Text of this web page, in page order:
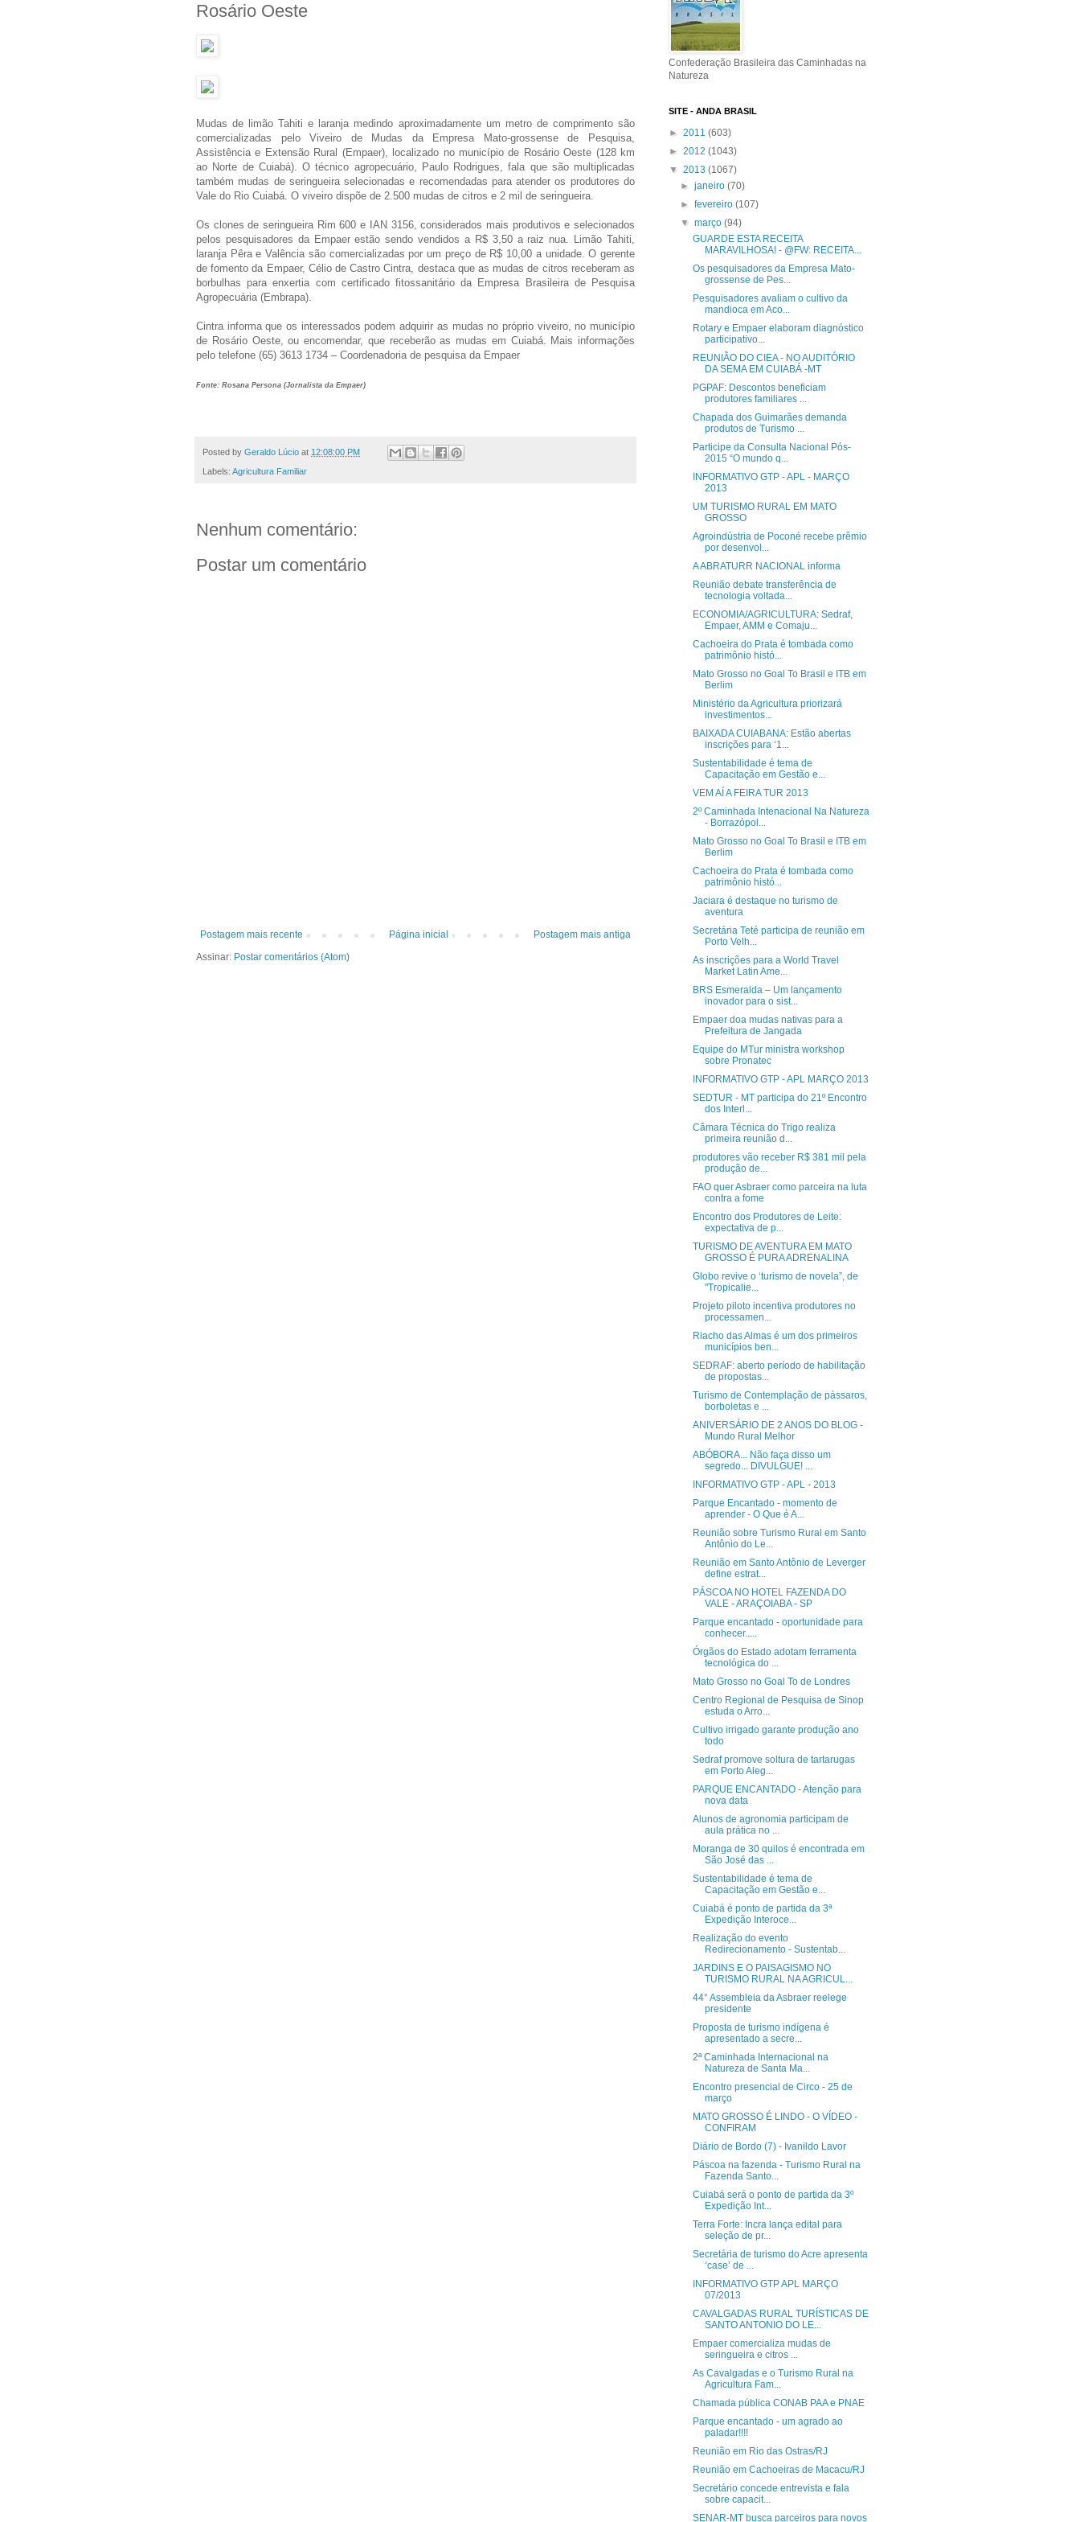
Rosário Oeste
Mudas de limão Tahiti e laranja medindo aproximadamente um metro de comprimento são
comercializadas pelo Viveiro de Mudas da Empresa Mato-grossense de Pesquisa,
Assistência e Extensão Rural (Empaer), localizado no município de Rosário Oeste (128 km
ao Norte de Cuiabá). O técnico agropecuário, Paulo Rodrigues, fala que são multiplicadas
também mudas de seringueira selecionadas e recomendadas para atender os produtores do
Vale do Rio Cuiabá. O viveiro dispõe de 2.500 mudas de citros e 2 mil de seringueira.
Os clones de seringueira Rim 600 e IAN 3156, considerados mais produtivos e selecionados
pelos pesquisadores da Empaer estão sendo vendidos a R$ 3,50 a raiz nua. Limão Tahiti,
laranja Pêra e Valência são comercializadas por um preço de R$ 10,00 a unidade. O gerente
de fomento da Empaer, Célio de Castro Cintra, destaca que as mudas de citros receberam as
borbulhas para enxertia com certificado fitossanitário da Empresa Brasileira de Pesquisa
Agropecuária (Embrapa).
Cintra informa que os interessados podem adquirir as mudas no próprio viveiro, no município
de Rosário Oeste, ou encomendar, que receberão as mudas em Cuiabá. Mais informações
pelo telefone (65) 3613 1734 – Coordenadoria de pesquisa da Empaer
Fonte: Rosana Persona (Jornalista da Empaer)
Posted by Geraldo Lúcio at 12:08:00 PM
Labels: Agricultura Familiar
Nenhum comentário:
Postar um comentário
Postagem mais recente Postagem mais antiga
Página inicial
Assinar: Postar comentários (Atom)
Confederação Brasileira das Caminhadas na
Natureza
SITE - ANDA BRASIL
► 2011 (603)
► 2012 (1043)
▼ 2013 (1067)
►janeiro(70)
►fevereiro(107)
▼março(94)
GUARDE ESTA RECEITA
MARAVILHOSA! - @FW: RECEITA...
Os pesquisadores da Empresa Mato-
grossense de Pes...
Pesquisadores avaliam o cultivo da
mandioca em Aco...
Rotary e Empaer elaboram diagnóstico
participativo...
REUNIÃO DO CIEA - NO AUDITÓRIO
DA SEMA EM CUIABÁ -MT
PGPAF: Descontos beneficiam
produtores familiares ...
Chapada dos Guimarães demanda
produtos de Turismo ...
Participe da Consulta Nacional Pós-
2015 “O mundo q...
INFORMATIVO GTP - APL - MARÇO
2013
UM TURISMO RURAL EM MATO
GROSSO
Agroindústria de Poconé recebe prêmio
por desenvol...
A ABRATURR NACIONAL informa
Reunião debate transferência de
tecnologia voltada...
ECONOMIA/AGRICULTURA: Sedraf,
Empaer, AMM e Comaju...
Cachoeira do Prata é tombada como
patrimônio histó...
Mato Grosso no Goal To Brasil e ITB em
Berlim
Ministério da Agricultura priorizará
investimentos...
BAIXADA CUIABANA: Estão abertas
inscrições para ‘1...
Sustentabilidade é tema de
Capacitação em Gestão e...
VEM AÍ A FEIRA TUR 2013
2º Caminhada Intenacional Na Natureza
- Borrazópol...
Mato Grosso no Goal To Brasil e ITB em
Berlim
Cachoeira do Prata é tombada como
patrimônio histó...
Jaciara é destaque no turismo de
aventura
Secretária Teté participa de reunião em
Porto Velh...
As inscrições para a World Travel
Market Latin Ame...
BRS Esmeralda – Um lançamento
inovador para o sist...
Empaer doa mudas nativas para a
Prefeitura de Jangada
Equipe do MTur ministra workshop
sobre Pronatec
INFORMATIVO GTP - APL MARÇO 2013
SEDTUR - MT participa do 21º Encontro
dos Interl...
Câmara Técnica do Trigo realiza
primeira reunião d...
produtores vão receber R$ 381 mil pela
produção de...
FAO quer Asbraer como parceira na luta
contra a fome
Encontro dos Produtores de Leite:
expectativa de p...
TURISMO DE AVENTURA EM MATO
GROSSO É PURA ADRENALINA
Globo revive o ‘turismo de novela”, de
"Tropicalie...
Projeto piloto incentiva produtores no
processamen...
Riacho das Almas é um dos primeiros
municípios ben...
SEDRAF: aberto período de habilitação
de propostas...
Turismo de Contemplação de pássaros,
borboletas e ...
ANIVERSÁRIO DE 2 ANOS DO BLOG -
Mundo Rural Melhor
ABÓBORA... Não faça disso um
segredo... DIVULGUE! ...
INFORMATIVO GTP - APL - 2013
Parque Encantado - momento de
aprender - O Que é A...
Reunião sobre Turismo Rural em Santo
Antônio do Le...
Reunião em Santo Antônio de Leverger
define estrat...
PÁSCOA NO HOTEL FAZENDA DO
VALE - ARAÇOIABA - SP
Parque encantado - oportunidade para
conhecer.....
Órgãos do Estado adotam ferramenta
tecnológica do ...
Mato Grosso no Goal To de Londres
Centro Regional de Pesquisa de Sinop
estuda o Arro...
Cultivo irrigado garante produção ano
todo
Sedraf promove soltura de tartarugas
em Porto Aleg...
PARQUE ENCANTADO - Atenção para
nova data
Alunos de agronomia participam de
aula prática no ...
Moranga de 30 quilos é encontrada em
São José das ...
Sustentabilidade é tema de
Capacitação em Gestão e...
Cuiabá é ponto de partida da 3ª
Expedição Interoce...
Realização do evento
Redirecionamento - Sustentab...
JARDINS E O PAISAGISMO NO
TURISMO RURAL NA AGRICUL...
44° Assembleia da Asbraer reelege
presidente
Proposta de turismo indígena é
apresentado a secre...
2ª Caminhada Internacional na
Natureza de Santa Ma...
Encontro presencial de Circo - 25 de
março
MATO GROSSO É LINDO - O VÍDEO -
CONFIRAM
Diário de Bordo (7)‏ - Ivanildo Lavor
Páscoa na fazenda - Turismo Rural na
Fazenda Santo...
Cuiabá será o ponto de partida da 3º
Expedição Int...
Terra Forte: Incra lança edital para
seleção de pr...
Secretária de turismo do Acre apresenta
‘case’ de ...
INFORMATIVO GTP APL MARÇO
CAVALGADAS RURAL TURÍSTICAS DE
SANTO ANTONIO DO LE...
Empaer comercializa mudas de
seringueira e citros ...
As Cavalgadas e o Turismo Rural na
Agricultura Fam...
Chamada pública CONAB PAA e PNAE
Parque encantado - um agrado ao
paladar!!!!
Reunião em Rio das Ostras/RJ
Reunião em Cachoeiras de Macacu/RJ
Secretário concede entrevista e fala
sobre capacit...
SENAR-MT busca parceiros para novos